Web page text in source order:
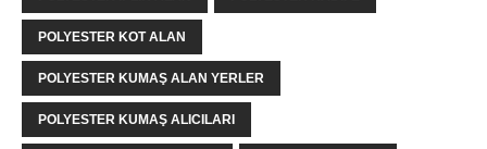
POLYESTER KOT ALAN
POLYESTER KUMAŞ ALAN YERLER
POLYESTER KUMAŞ ALICILARI